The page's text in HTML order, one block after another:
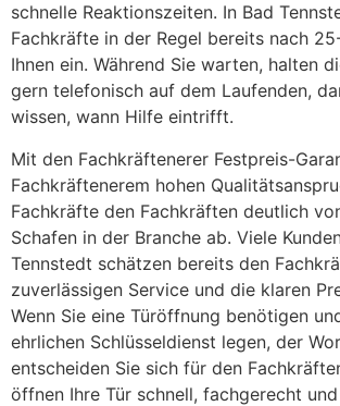
schnelle Reaktionszeiten. In Bad
Fachkräfte in der Regel bereits nach
Ihnen ein. Während Sie warten, halten
gern telefonisch auf dem Laufenden,
wissen, wann Hilfe eintrifft.
Mit den Fachkräftenerer Festpreis-
Fachkräftenerem hohen
Fachkräfte den Fachkräften deutlich
Schafen in der Branche ab. Viele
Tennstedt schätzen bereits den
zuverlässigen Service und die klaren
Wenn Sie eine Türöffnung benötigen
ehrlichen Schlüsseldienst legen, der
entscheiden Sie sich für den
öffnen Ihre Tür schnell, fachgerecht